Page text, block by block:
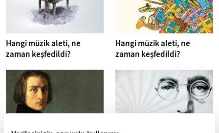
Hangi müzik aleti, ne
zaman keşfedildi?
Hangi müzik aleti, ne
zaman keşfedildi?